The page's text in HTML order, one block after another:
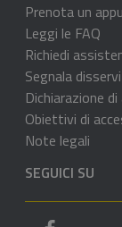
Prenota un
Leggi le FAQ
Richiedi
Segnala
Dichiarazione
Obiettivi di
Note legali
SEGUICI SU